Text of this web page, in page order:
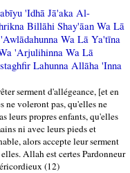
'Idhā Jā'aka Al-
Billāhi Shay'āan Wa Lā
Wa Lā Ya'tīna
'Arjulihinna Wa Lā
Lahunna Allāha 'Inna
serment d'allégeance, [et en
ne voleront pas, qu'elles ne
leurs propres enfants, qu'elles
ni avec leurs pieds et
alors accepte leur serment
Allah est certes Pardonneur
(12)